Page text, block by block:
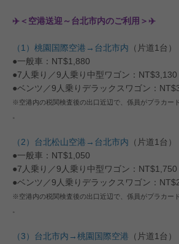
✈️＜空港送迎～台北市内のご利用＞✈️
（1）桃園国際空港→台北市内 （片道1台）
●一般車：NT$1,880
●7人乗り／9人乗り中型ワゴン：NT$3,130
●ベンツ／9人乗りデラックスワゴン：
※空港内の税関検査後の出口近辺で、係員がプラカー
（2）台北松山空港→台北市内 （片道1台）
●一般車：NT$1,050
●7人乗り／9人乗り中型ワゴン：NT$1,750
●ベンツ／9人乗りデラックスワゴン：
※空港内の税関検査後の出口近辺で、係員がプラカー
（3）台北市内→桃園国際空港 （片道1台）